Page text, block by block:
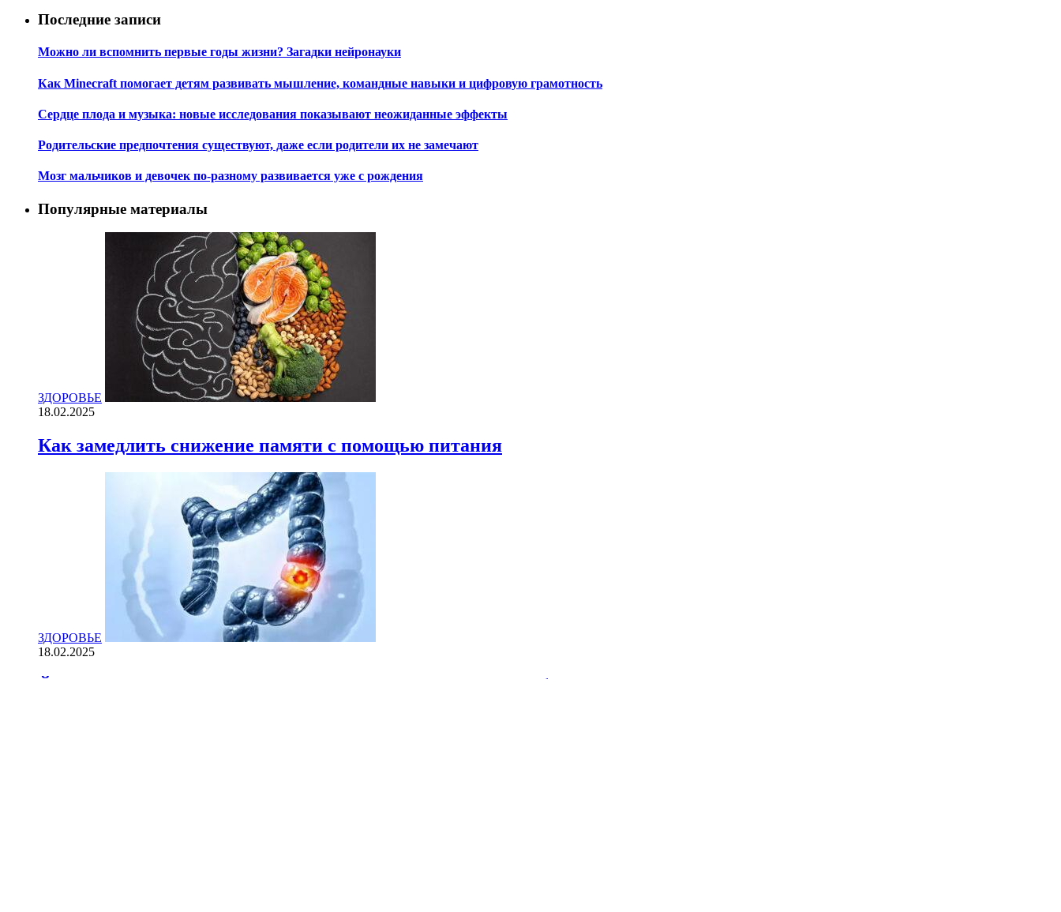
Последние записи
Можно ли вспомнить первые годы жизни? Загадки нейронауки
Как Minecraft помогает детям развивать мышление, командные навыки и цифровую грамотность
Сердце плода и музыка: новые исследования показывают неожиданные эффекты
Родительские предпочтения существуют, даже если родители их не замечают
Мозг мальчиков и девочек по-разному развивается уже с рождения
Популярные материалы
ЗДОРОВЬЕ
18.02.2025
Как замедлить снижение памяти с помощью питания
ЗДОРОВЬЕ
18.02.2025
Йогурт против рака: научные доказательства пользы пробиотиков